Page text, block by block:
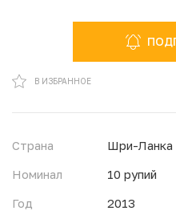
В ИЗБРАННОЕ
Страна
Шри-Ланка
Номинал
10 рупий
Год
2013